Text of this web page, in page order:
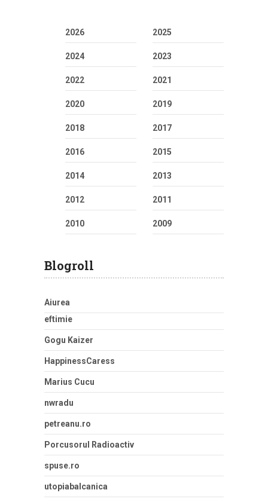
2026 2025
2024 2023
2022 2021
2020 2019
2018 2017
2016 2015
2014 2013
2012 2011
2010 2009
Blogroll
Aiurea
eftimie
Gogu Kaizer
HappinessCaress
Marius Cucu
nwradu
petreanu.ro
Porcusorul Radioactiv
spuse.ro
utopiabalcanica